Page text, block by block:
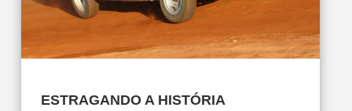
ESTRAGANDO A HISTÓRIA